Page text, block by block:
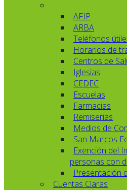
AFIP
ARBA
Teléfonos
Horarios de
Centros de
Iglesias
CEDEC
Escuelas
Farmacias
Remiserias
Medios de
San Marcos
Exención del
personas con
Presentación
Cuentas Claras